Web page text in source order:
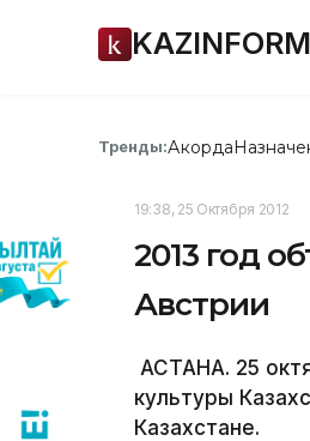
KAZINFORM
Тренды:Акорда
19:38, 25 Октября 2012
2013 год
Австрии
АСТАНА. 25
культуры
Казахстане.